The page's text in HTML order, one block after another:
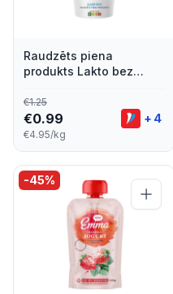
Raudzēts piena
produkts Lakto bez
€1.25
€0.99
€4.95/kg
+ 4
-45%